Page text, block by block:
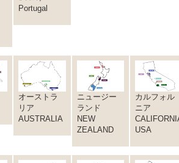
Portugal
オーストラ
リア
AUSTRALIA
ニュージー
ランド
NEW
ZEALAND
カルフォル
ニア
USA